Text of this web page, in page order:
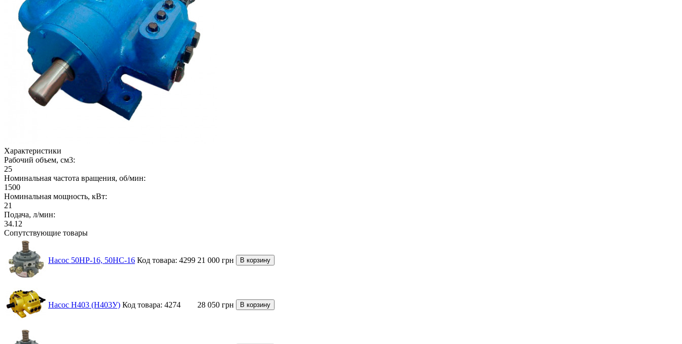
Характеристики
Рабочий объем, см3:
25
Номинальная частота вращения, об/мин:
1500
Номинальная мощность, кВт:
21
Подача, л/мин:
34.12
Сопутствующие товары
Насос 50НР-16, 50НС-16 Код товара: 4299 21 000 грн В корзину
Насос Н403 (Н403У) Код товара: 4274 28 050 грн В корзину